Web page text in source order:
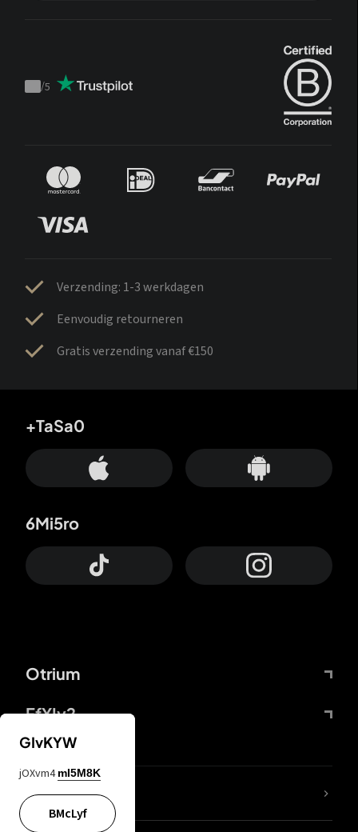
Trustpilot
/5
Verzending: 1-3 werkdagen
Eenvoudig retourneren
Gratis verzending vanaf €150
Otrium
FfYIy2
+TaSa0
6Mi5ro
KIjvtr
GIvKYW
jOXvm4 mI5M8K
BMcLyf